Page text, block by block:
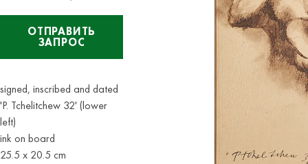
ОТПРАВИТЬ
ЗАПРОС
signed, inscribed and dated
'P. Tchelitchew 32' (lower
left)
ink on board
25.5 x 20.5 cm